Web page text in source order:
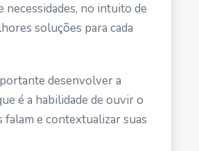
necessidades, no intuito de
soluções para cada
desenvolver a
é a habilidade de ouvir o
e contextualizar suas